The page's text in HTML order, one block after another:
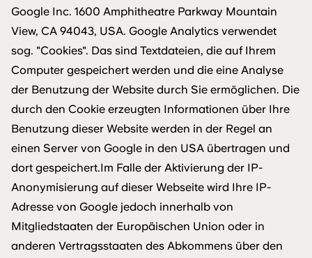
Google Inc. 1600 Amphitheatre Parkway Mountain
View, CA 94043, USA. Google Analytics verwendet
sog. "Cookies". Das sind Textdateien, die auf Ihrem
Computer gespeichert werden und die eine Analyse
der Benutzung der Website durch Sie ermöglichen. Die
durch den Cookie erzeugten Informationen über Ihre
Benutzung dieser Website werden in der Regel an
einen Server von Google in den USA übertragen und
dort gespeichert.Im Falle der Aktivierung der IP-
Anonymisierung auf dieser Webseite wird Ihre IP-
Adresse von Google jedoch innerhalb von
Mitgliedstaaten der Europäischen Union oder in
anderen Vertragsstaaten des Abkommens über den